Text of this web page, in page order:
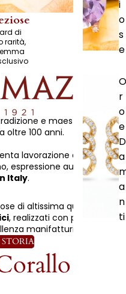
i
o
s
e
O
r
o
e
a
a
n
ti
di
rarità,
e maestria nella
oltre 100 anni.
lavorazione artigianale
espressione autentica
Italy.
di altissima qualità
, realizzati con passione,
manifatturiera.